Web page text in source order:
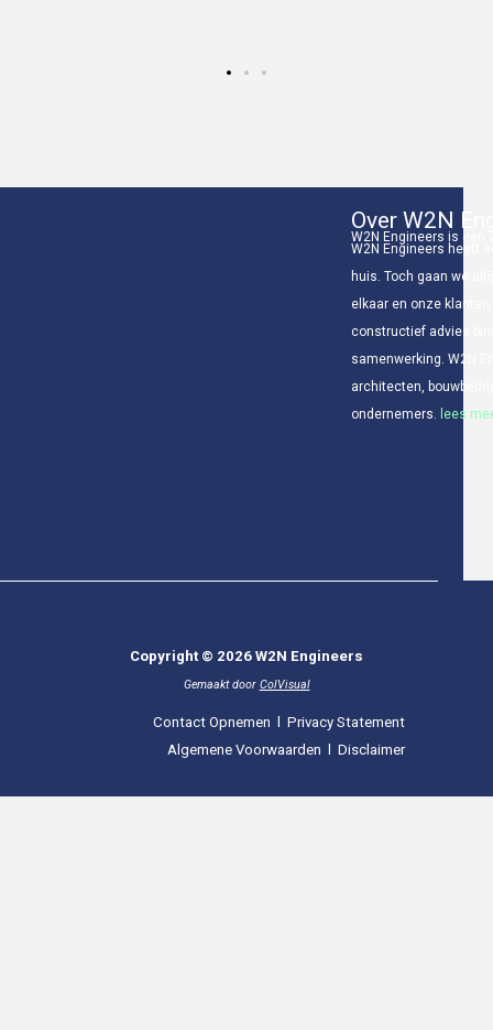
Over W2N
W2N Engineers is een
W2N Engineers heeft
huis. Toch gaan we
elkaar en onze
constructief advies
samenwerking. W2N
architecten,
ondernemers. lees
Copyright © 2026 W2N Engineers
Gemaakt door ColVisual
Contact Opnemen
Privacy Statement
Algemene Voorwaarden
Disclaimer